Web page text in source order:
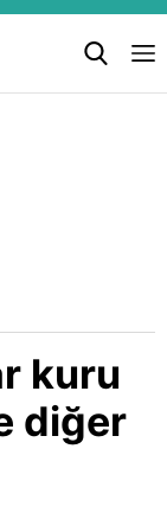
kuru
diğer